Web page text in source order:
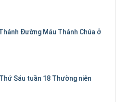
Ðường Máu Thánh Chúa ở
Sáu tuần 18 Thường niên